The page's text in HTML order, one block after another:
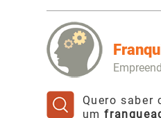
Quero saber
um